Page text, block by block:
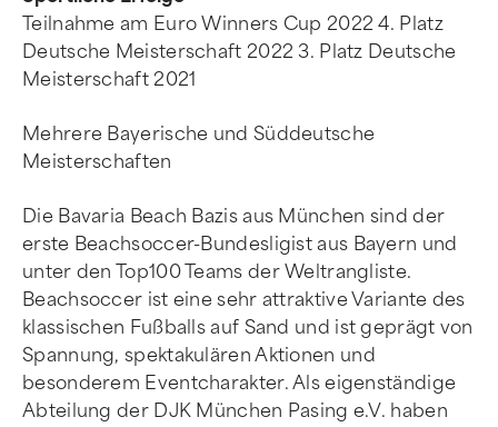
Teilnahme am Euro Winners Cup 2022 4. Platz
Deutsche Meisterschaft 2022 3. Platz Deutsche
Meisterschaft 2021
Mehrere Bayerische und Süddeutsche
Meisterschaften
Die Bavaria Beach Bazis aus München sind der
erste Beachsoccer-Bundesligist aus Bayern und
unter den Top100 Teams der Weltrangliste.
Beachsoccer ist eine sehr attraktive Variante des
klassischen Fußballs auf Sand und ist geprägt von
Spannung, spektakulären Aktionen und
besonderem Eventcharakter. Als eigenständige
Abteilung der DJK München Pasing e.V. haben